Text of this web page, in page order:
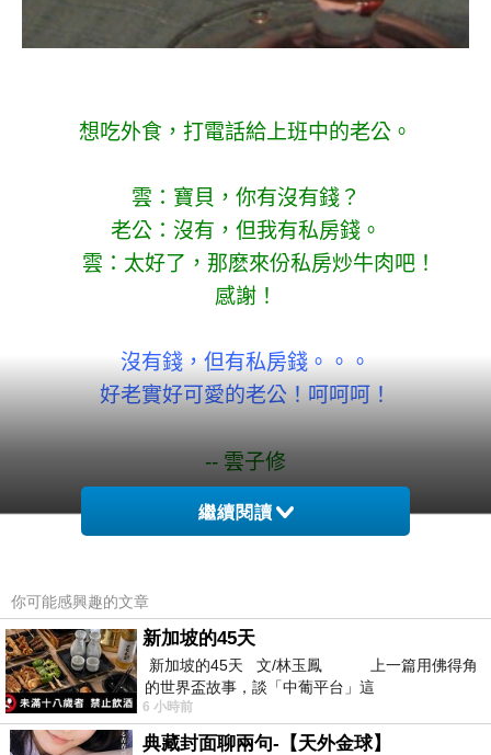
想吃外食，打電話給上班中的老公。
雲：寶貝，你有沒有錢？
老公：沒有，但我有私房錢。
雲：太好了，那麽來份私房炒牛肉吧！
感謝！
沒有錢，但有私房錢。。。
好老實好可愛的老公！呵呵呵！
-- 雲子修
.
繼續閱讀
你可能感興趣的文章
新加坡的45天
新加坡的45天 文/林玉鳳 上一篇用佛得角
的世界盃故事，談「中葡平台」這
6 小時前
典藏封面聊兩句-【天外金球】